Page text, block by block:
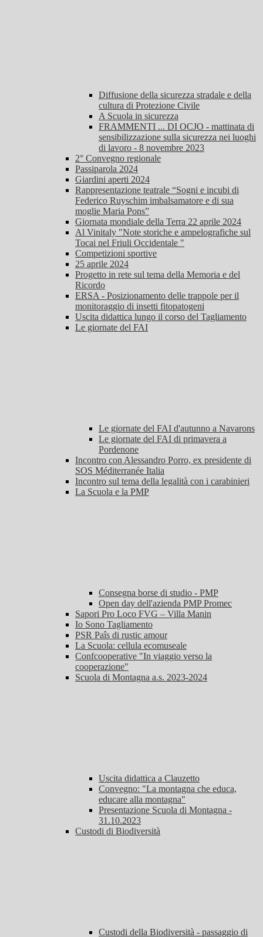
Diffusione della sicurezza stradale e della
cultura di Protezione Civile
A Scuola in sicurezza
FRAMMENTI ... DI OCJO - mattinata di
sensibilizzazione sulla sicurezza nei luoghi
di lavoro - 8 novembre 2023
2° Convegno regionale
Passiparola 2024
Giardini aperti 2024
Rappresentazione teatrale “Sogni e incubi di
Federico Ruyschim imbalsamatore e di sua
moglie Maria Pons”
Giornata mondiale della Terra 22 aprile 2024
Al Vinitaly "Note storiche e ampelografiche sul
Tocai nel Friuli Occidentale "
Competizioni sportive
25 aprile 2024
Progetto in rete sul tema della Memoria e del
Ricordo
ERSA - Posizionamento delle trappole per il
monitoraggio di insetti fitopatogeni
Uscita didattica lungo il corso del Tagliamento
Le giornate del FAI
Le giornate del FAI d'autunno a Navarons
Le giornate del FAI di primavera a
Pordenone
Incontro con Alessandro Porro, ex presidente di
SOS Méditerranée Italia
Incontro sul tema della legalità con i carabinieri
La Scuola e la PMP
Consegna borse di studio - PMP
Open day dell'azienda PMP Promec
Sapori Pro Loco FVG – Villa Manin
Io Sono Tagliamento
PSR Paîs di rustic amour
La Scuola: cellula ecomuseale
Confcooperative "In viaggio verso la
cooperazione"
Scuola di Montagna a.s. 2023-2024
Uscita didattica a Clauzetto
Convegno: "La montagna che educa,
educare alla montagna"
Presentazione Scuola di Montagna -
31.10.2023
Custodi di Biodiversità
Custodi della Biodiversità - passaggio di